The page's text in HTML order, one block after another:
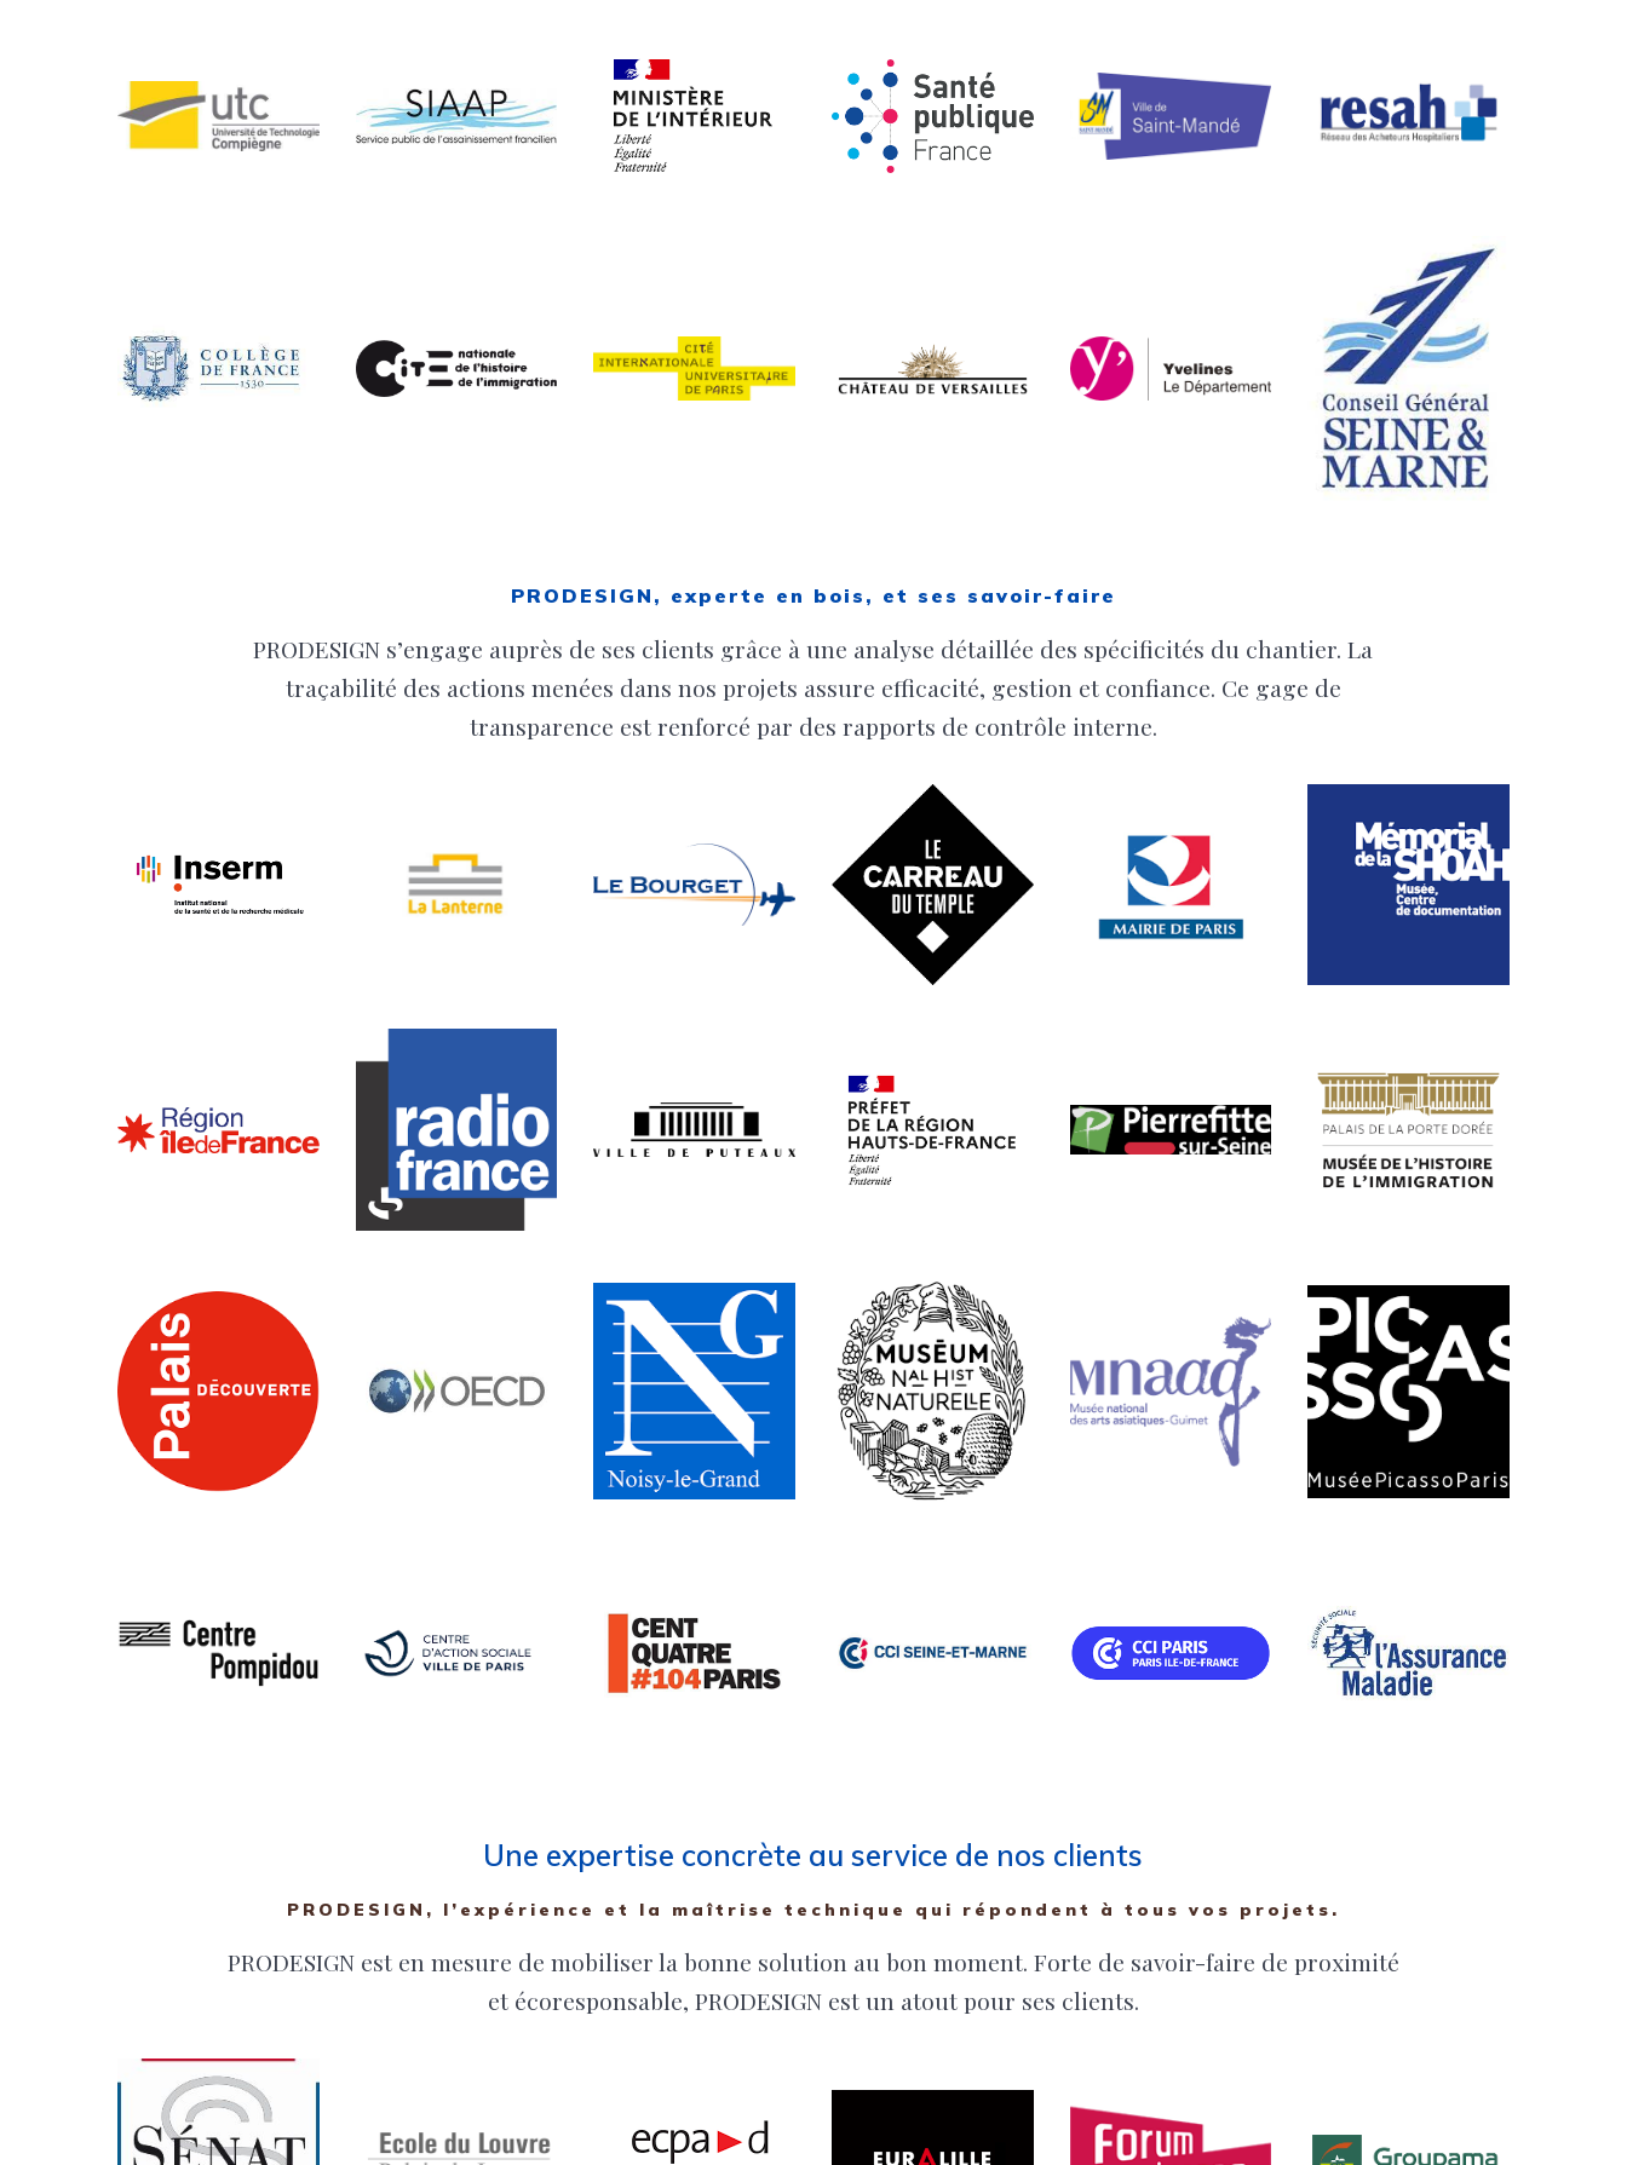
PRODESIGN, experte en bois, et ses savoir-faire
PRODESIGN s’engage auprès de ses clients grâce à une analyse détaillée des spécificités du chantier. La
traçabilité des actions menées dans nos projets assure efficacité, gestion et confiance. Ce gage de
transparence est renforcé par des rapports de contrôle interne.
Une expertise concrète au service de nos clients
PRODESIGN, l’expérience et la maîtrise technique qui répondent à tous vos projets.
PRODESIGN est en mesure de mobiliser la bonne solution au bon moment. Forte de savoir-faire de proximité
et écoresponsable, PRODESIGN est un atout pour ses clients.